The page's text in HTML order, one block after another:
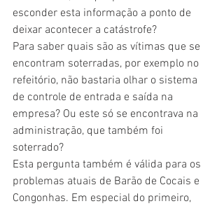
esconder esta informação a ponto de
deixar acontecer a catástrofe?
Para saber quais são as vítimas que se
encontram soterradas, por exemplo no
refeitório, não bastaria olhar o sistema
de controle de entrada e saída na
empresa? Ou este só se encontrava na
administração, que também foi
soterrado?
Esta pergunta também é válida para os
problemas atuais de Barão de Cocais e
Congonhas. Em especial do primeiro,